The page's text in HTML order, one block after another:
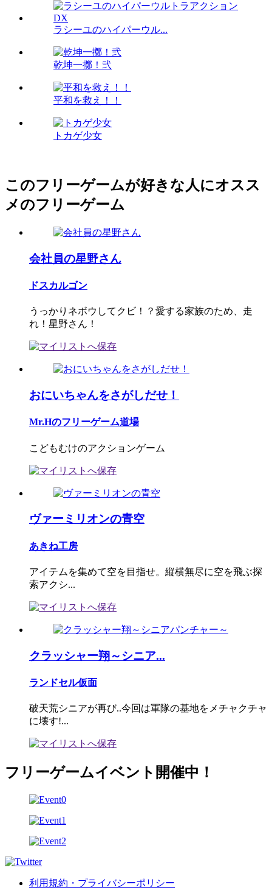
ラシーユのハイパーウル...
乾坤一擲！弐
平和を救え！！
トカゲ少女
このフリーゲームが好きな人にオスス
メのフリーゲーム
会社員の星野さん
ドスカルゴン
うっかりネボウしてクビ！？愛する家族のため、走
れ！星野さん！
おにいちゃんをさがしだせ！
Mr.Hのフリーゲーム道場
こどもむけのアクションゲーム
ヴァーミリオンの青空
あきね工房
アイテムを集めて空を目指せ。縦横無尽に空を飛ぶ探
索アクシ...
クラッシャー翔～シニア...
ランドセル仮面
破天荒シニアが再び..今回は軍隊の基地をメチャクチャ
に壊す!...
フリーゲームイベント開催中！
利用規約・プライバシーポリシー